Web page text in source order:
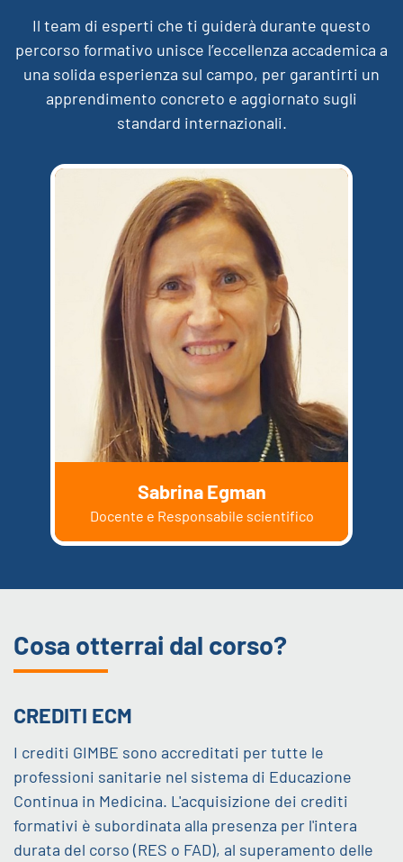
Il team di esperti che ti guiderà durante questo
percorso formativo unisce l’eccellenza accademica a
una solida esperienza sul campo, per garantirti un
apprendimento concreto e aggiornato sugli
standard internazionali.
Sabrina Egman
Docente e Responsabile scientifico
Cosa otterrai dal corso?
CREDITI ECM
I crediti GIMBE sono accreditati per tutte le
professioni sanitarie nel sistema di Educazione
Continua in Medicina. L'acquisizione dei crediti
formativi è subordinata alla presenza per l'intera
durata del corso (RES o FAD), al superamento delle